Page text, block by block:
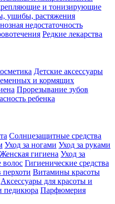
и тонизирующие
ушибы, растяжения
недостаточность
Редкие лекарства
Детские аксессуары
и кормящих
Прорезывание зубов
ребенка
Солнцезащитные средства
Уход за ногами Уход за руками
Женская гигиена Уход за
Гигиенические средства
Витамины красоты
Аксессуары для красоты и
педикюра Парфюмерия